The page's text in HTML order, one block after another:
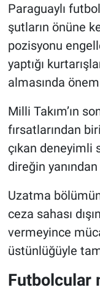
Paraguaylı
şutların önüne
pozisyonu
yaptığı
almasında
Milli Takım’ın
fırsatlarından
çıkan deneyimli
direğin yanından
Uzatma
ceza sahası
vermeyince
üstünlüğüyle
Futbolcular